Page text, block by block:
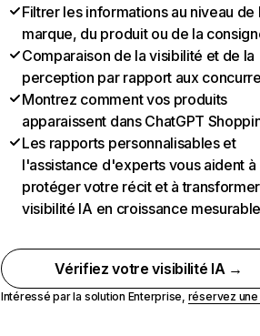
Filtrer les informations au niveau de
marque, du produit ou de la
Comparaison de la visibilité et de la
perception par rapport aux
Montrez comment vos produits
apparaissent dans ChatGPT
Les rapports personnalisables et
l'assistance d'experts vous aident à
protéger votre récit et à
visibilité IA en croissance
Vérifiez votre visibilité IA →
Intéressé par la solution Enterprise, réservez